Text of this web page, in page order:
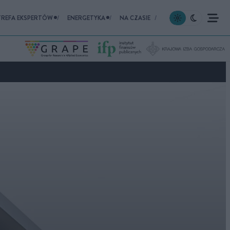
EKSPERTÓW ENERGETYKA NA CZASIE